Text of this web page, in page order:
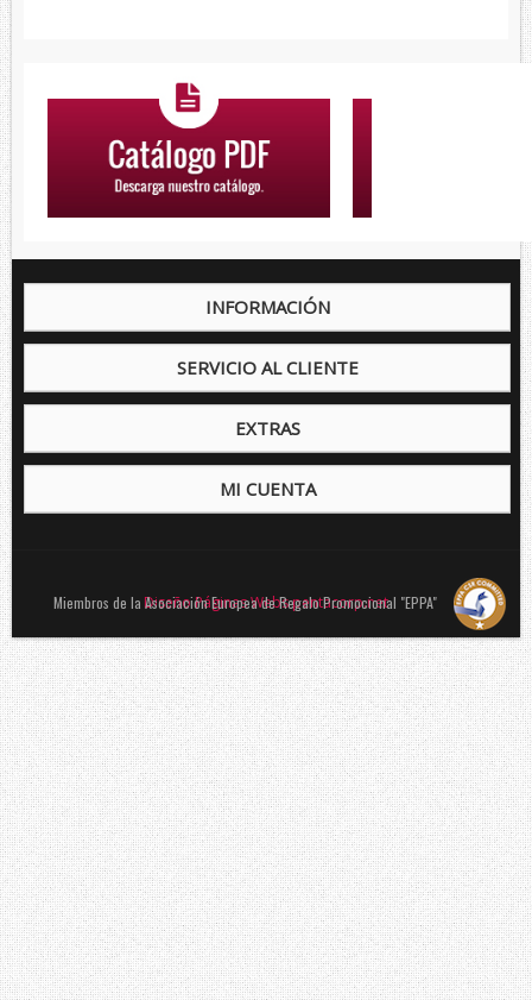
INFORMACIÓN
SERVICIO AL CLIENTE
EXTRAS
MI CUENTA
Diseño Páginas Webs pentacorp.net
Miembros de la Asociación Europea de Regalo Promocional "EPPA"